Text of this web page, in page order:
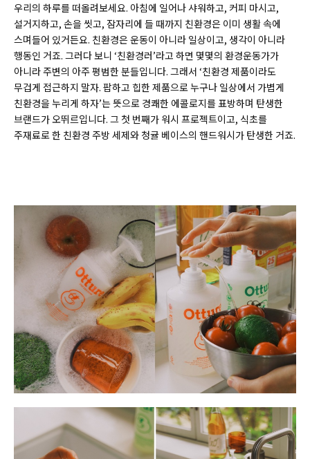
우리의 하루를 떠올려보세요. 아침에 일어나 샤워하고, 커피 마시고,
설거지하고, 손을 씻고, 잠자리에 들 때까지 친환경은 이미 생활 속에
스며들어 있거든요. 친환경은 운동이 아니라 일상이고, 생각이 아니라
행동인 거죠. 그러다 보니 ‘친환경러’라고 하면 몇몇의 환경운동가가
아니라 주변의 아주 평범한 분들입니다. 그래서 ‘친환경 제품이라도
무겁게 접근하지 말자. 팝하고 힙한 제품으로 누구나 일상에서 가볍게
친환경을 누리게 하자’는 뜻으로 경쾌한 에콜로지를 표방하며 탄생한
브랜드가 오뛰르입니다. 그 첫 번째가 워시 프로젝트이고, 식초를
주재료로 한 친환경 주방 세제와 청귤 베이스의 핸드워시가 탄생한 거죠.